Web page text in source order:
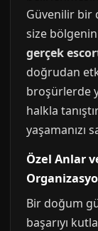
Güvenilir bir
size
gerçek
doğrudan
broşürlerde
halkla
yaşamanızı
Özel Anlar
Bir doğum
başarıyı